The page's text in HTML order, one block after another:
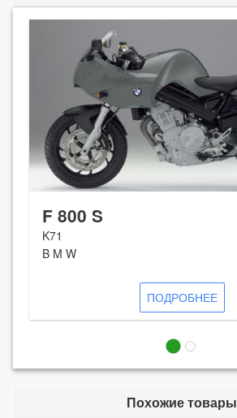
F 800 S
K71
B M W
ПОДРОБНЕЕ
Похожие товары